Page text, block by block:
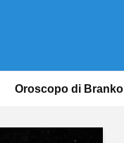
Oroscopo di Branko